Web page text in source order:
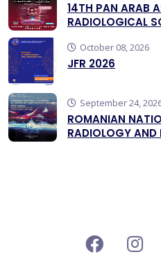
14TH PAN ARAB
RADIOLOGICAL
October 08, 2026
JFR 2026
September 24,
ROMANIAN
RADIOLOGY AND